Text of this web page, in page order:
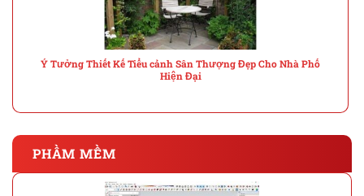
Ý Tưởng Thiết Kế Tiểu cảnh Sân Thượng Đẹp Cho Nhà Phố
Hiện Đại
PHẦM MỀM